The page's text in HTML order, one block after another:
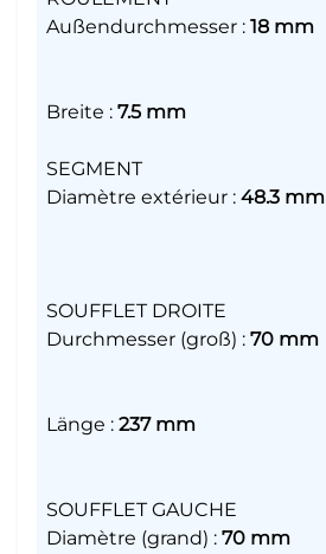
Außendurchmesser : 18 mm
Breite : 7.5 mm
SEGMENT
Diamètre extérieur : 48.3 mm
SOUFFLET DROITE
Durchmesser (groß) : 70 mm
Länge : 237 mm
SOUFFLET GAUCHE
Diamètre (grand) : 70 mm